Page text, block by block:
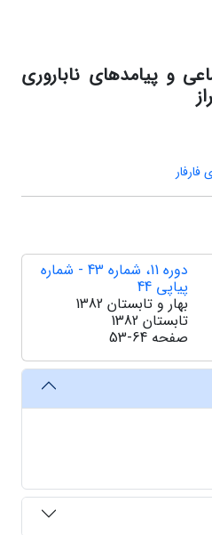
و پیامدهای ناباروری
فارفار
دوره 11، شماره 43 - شماره
پیاپی 44
بهار و تابستان 1382
تابستان 1382
صفحه 53-64